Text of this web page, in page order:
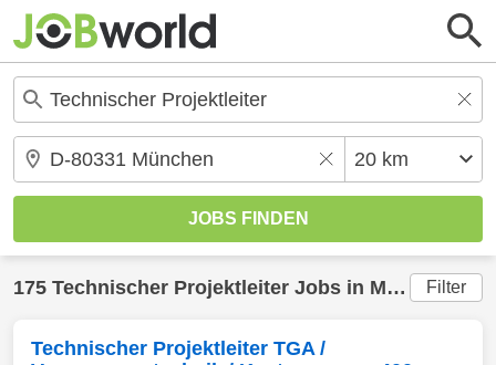
175 Technischer Projektleiter Jobs in München (20
Filter
Technischer Projektleiter TGA /